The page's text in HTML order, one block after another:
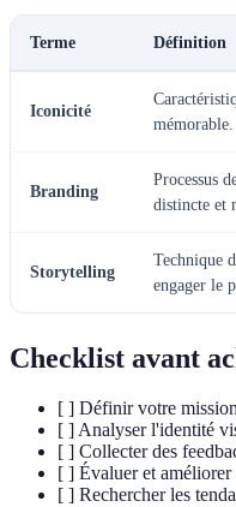
Terme Définition
Iconicité
mémorable.
Branding
Processus
distincte et
Storytelling
Technique
engager le
Checklist avant
[ ] Définir votre
[ ] Analyser l'identité
[ ] Collecter des
[ ] Évaluer et
[ ] Rechercher les